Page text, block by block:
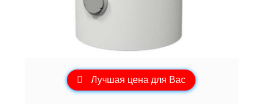
Лучшая цена для Вас